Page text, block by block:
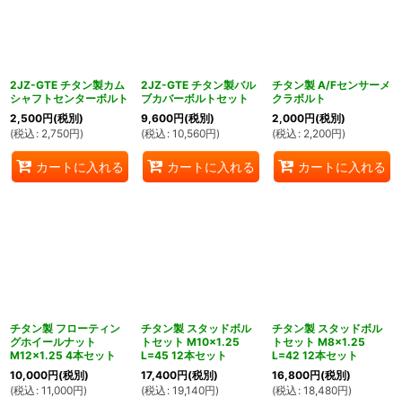
2JZ-GTE チタン製カム
シャフトセンターボルト
2,500円(税別)
(税込 : 2,750円)
カートに入れる
2JZ-GTE チタン製バル
ブカバーボルトセット
9,600円(税別)
(税込 : 10,560円)
カートに入れる
チタン製 A/Fセンサーメ
クラボルト
2,000円(税別)
(税込 : 2,200円)
カートに入れる
チタン製 フローティン
グホイールナット
M12×1.25 4本セット
10,000円(税別)
(税込 : 11,000円)
チタン製 スタッドボル
トセット M10×1.25
L=45 12本セット
17,400円(税別)
(税込 : 19,140円)
チタン製 スタッドボル
トセット M8×1.25
L=42 12本セット
16,800円(税別)
(税込 : 18,480円)